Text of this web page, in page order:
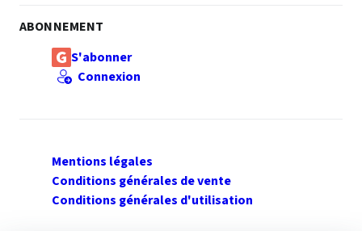
ABONNEMENT
S'abonner
Connexion
Mentions légales
Conditions générales de vente
Conditions générales d'utilisation